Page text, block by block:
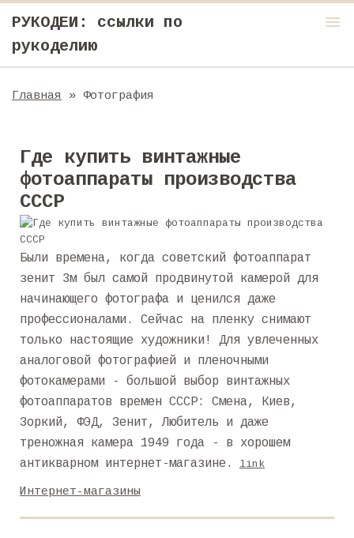
РУКОДЕИ: ссылки по
рукоделию
menu
Главная » Фотография
Где купить винтажные
фотоаппараты производства
СССР
Были времена, когда советский фотоаппарат
зенит 3м был самой продвинутой камерой для
начинающего фотографа и ценился даже
профессионалами. Сейчас на пленку снимают
только настоящие художники! Для увлеченных
аналоговой фотографией и пленочными
фотокамерами - большой выбор винтажных
фотоаппаратов времен СССР: Смена, Киев,
Зоркий, ФЭД, Зенит, Любитель и даже
треножная камера 1949 года - в хорошем
антикварном интернет-магазине.
link
Интернет-магазины